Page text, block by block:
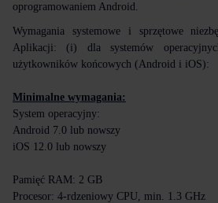
oprogramowaniem Android.
Wymagania systemowe i sprzętowe
Aplikacji: (i) dla systemów
użytkowników końcowych (Android i iOS):
Minimalne wymagania:
System operacyjny:
Android 7.0 lub nowszy
iOS 12.0 lub nowszy
Pamięć RAM: 2 GB
Procesor: 4-rdzeniowy CPU, min. 1.3 GHz